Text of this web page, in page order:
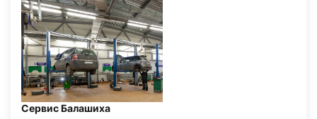
Сервис Балашиха